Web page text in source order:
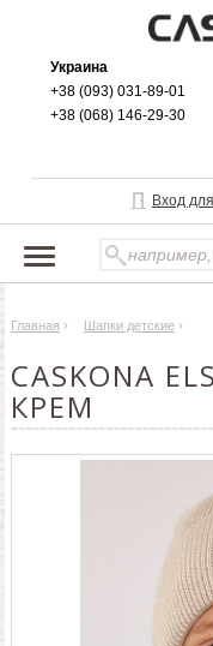
Украина
+38 (093) 031-89-01
+38 (068) 146-29-30
Вход
О БРЕНДЕ
ДОСТАВКА И ОПЛАТА
ОПТОВЫМ
Главная › Шапки детские ›
CASKONA
КРЕМ